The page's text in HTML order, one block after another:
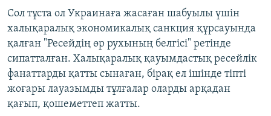
Сол тұста ол Украинаға жасаған шабуылы үшін
халықаралық экономикалық санкция құрсауында
қалған "Ресейдің өр рухының белгісі" ретінде
сипатталған. Халықаралық қауымдастық ресейлік
фанаттарды қатты сынаған, бірақ ел ішінде тіпті
жоғары лауазымды тұлғалар оларды арқадан
қағып, қошеметтеп жатты.